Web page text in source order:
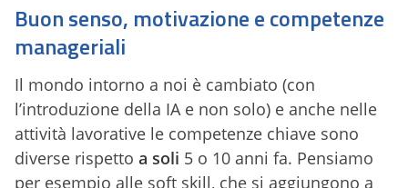
Buon senso, motivazione e competenze
manageriali
Il mondo intorno a noi è cambiato (con
l’introduzione della IA e non solo) e anche nelle
attività lavorative le competenze chiave sono
diverse rispetto a soli 5 o 10 anni fa. Pensiamo
per esempio alle soft skill, che si aggiungono a